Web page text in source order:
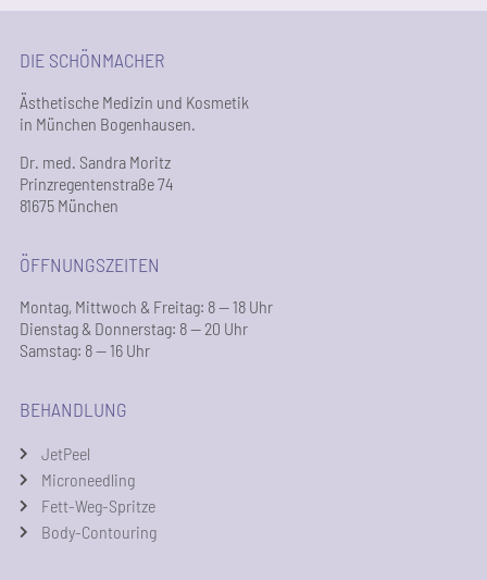
DIE SCHÖNMACHER
Ästhetische Medizin und Kosmetik
in München Bogenhausen.
Dr. med. Sandra Moritz
Prinzregentenstraße 74
81675 München
ÖFFNUNGSZEITEN
Montag, Mittwoch & Freitag: 8 — 18 Uhr
Dienstag & Donnerstag: 8 — 20 Uhr
Samstag: 8 — 16 Uhr
BEHANDLUNG
JetPeel
Microneedling
Fett-Weg-Spritze
Body-Contouring